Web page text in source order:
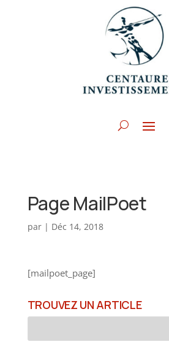
Page MailPoet
par | Déc 14, 2018
[mailpoet_page]
TROUVEZ UN ARTICLE